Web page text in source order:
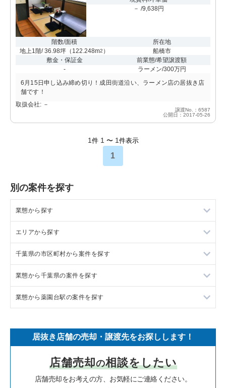
－ /9,638円
階数/面積
地上1階/ 36.98坪 （ 122.248m2 ）
所在地
船橋市
敷金・保証金
-
前業態/希望譲渡額
ラーメン/300万円
6月15日申し込み締め切り！成田街道沿い、ラーメン店の居抜き店
舗です！
取扱会社: －
譲渡No.：6587
公開日：2017-05-26
1 件 1 〜 1 件表示
1
別の案件を探す
業態から探す
ラーメンの居抜き売却物件の案件一覧
フランス料理の居抜き売却物件の案件一覧
イタリア料理の居抜き売却物件の案件一覧
中華の居抜き売却物件の案件一覧
寿司の居抜き売却物件の案件一覧
焼肉の居抜き売却物件の案件一覧
鉄板焼き・お好み焼の居抜き売却物件の案件一覧
エリアから探す
東京23区の飲食店の居抜き売却物件の案件一覧
東京都下の飲食店の居抜き売却物件の案件一覧
千葉県の飲食店の居抜き売却物件の案件一覧
神奈川県の飲食店の居抜き売却物件の案件一覧
大阪府の飲食店の居抜き売却物件の案件一覧
兵庫県の飲食店の居抜き売却物件の案件一覧
千葉県の市区町村から案件を探す
船橋市の飲食店の居抜き売却物件の案件一覧
鎌ヶ谷市の飲食店の居抜き売却物件の案件一覧
浦安市の飲食店の居抜き売却物件の案件一覧
市川市の飲食店の居抜き売却物件の案件一覧
松戸市の飲食店の居抜き売却物件の案件一覧
業態から千葉県の案件を探す
千葉県のラーメンの居抜き売却物件の案件一覧
千葉県のイタリア料理の居抜き売却物件の案件一覧
千葉県の中華の居抜き売却物件の案件一覧
千葉県のそば・うどんの居抜き売却物件の案件一覧
業態から薬園台駅の案件を探す
居抜き店舗の売却・譲渡先をお探しします！
店舗売却の相談をしたい
店舗売却をお考えの方、お気軽にご連絡ください。